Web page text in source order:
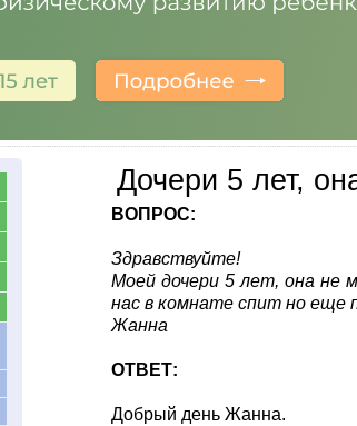
Дочери 5 лет,
ВОПРОС:
Здравствуйте!
Моей дочери 5 лет, она не
нас в комнате спит но еще
Жанна
ОТВЕТ:
Добрый день Жанна.